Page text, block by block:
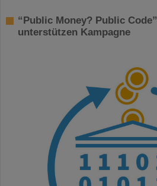
“Public Money? Public
unterstützen Kampagne